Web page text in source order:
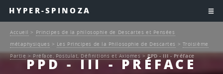
HYPER-SPINOZA
PPD - III - PRÉFACE
Accueil > Principes de la philosophie de Descartes et Pensées
métaphysiques > Les Principes de la Philosophie de Descartes > Troisième
Partie > Préface, Postulat, Définitions et Axiomes>PPD - III - Préface